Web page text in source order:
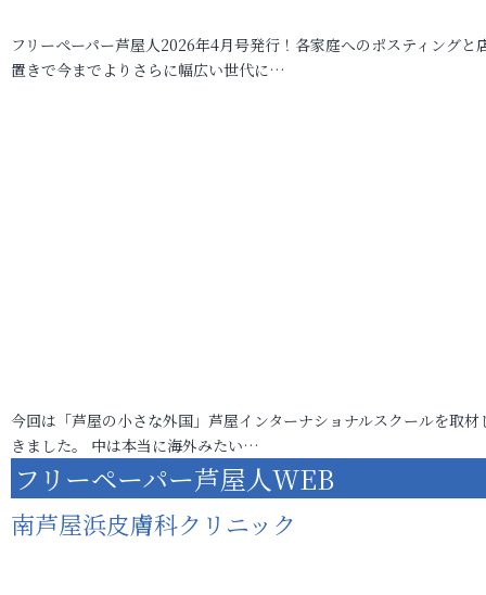
フリーペーパー芦屋人2026年4月号発行！各家庭へのポスティングと
置きで今までよりさらに幅広い世代に…
今回は「芦屋の小さな外国」芦屋インターナショナルスクールを取材
きました。 中は本当に海外みたい…
フリーペーパー芦屋人WEB
南芦屋浜皮膚科クリニック